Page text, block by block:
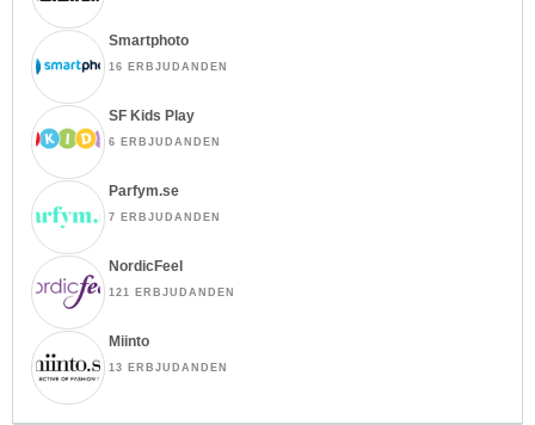
Smartphoto
16 ERBJUDANDEN
SF Kids Play
6 ERBJUDANDEN
Parfym.se
7 ERBJUDANDEN
NordicFeel
121 ERBJUDANDEN
Miinto
13 ERBJUDANDEN